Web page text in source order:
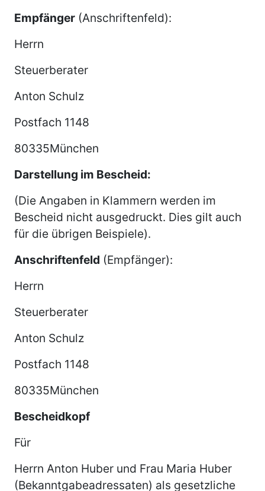
Empfänger (Anschriftenfeld):
Herrn
Steuerberater
Anton Schulz
Postfach 1148
80335München
Darstellung im Bescheid:
(Die Angaben in Klammern werden im
Bescheid nicht ausgedruckt. Dies gilt auch
für die übrigen Beispiele).
Anschriftenfeld (Empfänger):
Herrn
Steuerberater
Anton Schulz
Postfach 1148
80335München
Bescheidkopf
Für
Herrn Anton Huber und Frau Maria Huber
(Bekanntgabeadressaten) als gesetzliche